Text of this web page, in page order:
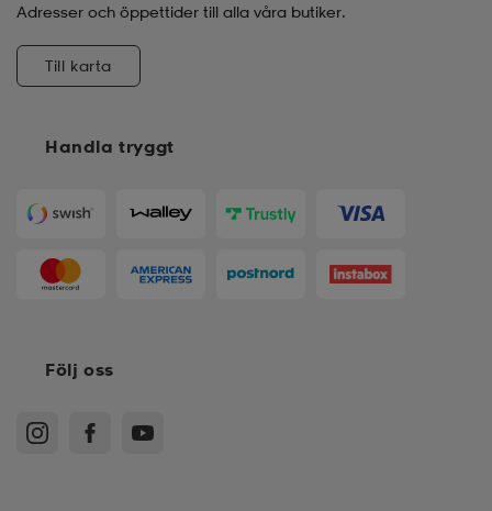
Handla tryggt
Adresser och öppettider till alla våra butiker.
Till karta
Följ oss